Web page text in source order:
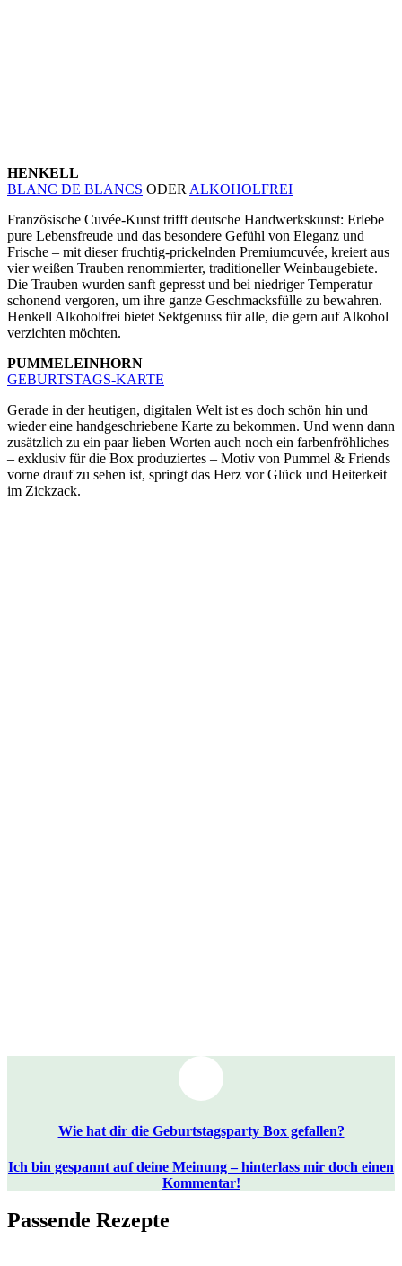
HENKELL
BLANC DE BLANCS ODER ALKOHOLFREI
Französische Cuvée-Kunst trifft deutsche Handwerkskunst: Erlebe
pure Lebensfreude und das besondere Gefühl von Eleganz und
Frische – mit dieser fruchtig-prickelnden Premiumcuvée, kreiert aus
vier weißen Trauben renommierter, traditioneller Weinbaugebiete.
Die Trauben wurden sanft gepresst und bei niedriger Temperatur
schonend vergoren, um ihre ganze Geschmacksfülle zu bewahren.
Henkell Alkoholfrei bietet Sektgenuss für alle, die gern auf Alkohol
verzichten möchten.
PUMMELEINHORN
GEBURTSTAGS-KARTE
Gerade in der heutigen, digitalen Welt ist es doch schön hin und
wieder eine handgeschriebene Karte zu bekommen. Und wenn dann
zusätzlich zu ein paar lieben Worten auch noch ein farbenfröhliches
– exklusiv für die Box produziertes – Motiv von Pummel & Friends
vorne drauf zu sehen ist, springt das Herz vor Glück und Heiterkeit
im Zickzack.
Wie hat dir die Geburtstagsparty Box gefallen?
Ich bin gespannt auf deine Meinung – hinterlass mir doch einen
Kommentar!
Passende Rezepte